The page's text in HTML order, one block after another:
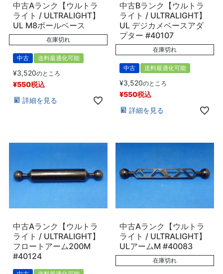
中古Aランク【ウルトラ
ライト / ULTRALIGHT】
UL M8ボールベース
在庫切れ
中古 送料最適化可能
¥3,520のところ
¥550税込
詳細を見る
中古Bランク【ウルトラ
ライト / ULTRALIGHT】
UL デジカメベースアダ
プター #40107
在庫切れ
中古 送料最適化可能
¥3,520のところ
¥550税込
詳細を見る
中古Aランク【ウルトラ
ライト / ULTRALIGHT】
フロートアーム200M
#40124
中古Aランク【ウルトラ
ライト / ULTRALIGHT】
ULアームM #40083
在庫切れ